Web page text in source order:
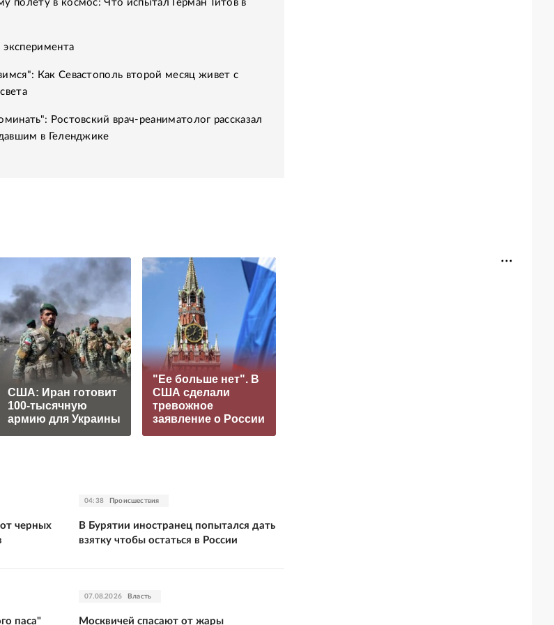
полету в космос: Что испытал Герман Титов в
Как Севастополь второй месяц живет с
Ростовский врач-реаниматолог рассказал
в Геленджике
США: Иран готовит
100-тысячную
армию для Украины
"Ее больше нет". В
США сделали
тревожное
заявление о России
черных
04:38 Происшествия
В Бурятии иностранец попытался дать
взятку чтобы остаться в России
паса"
07.08.2026 Власть
Москвичей спасают от жары